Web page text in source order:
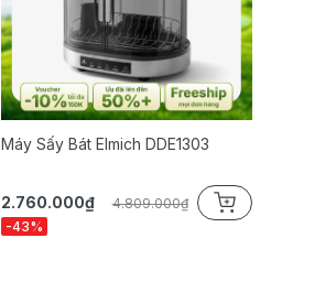
Máy Sấy Bát Elmich DDE1303
2.760.000₫
4.809.000₫
-43%